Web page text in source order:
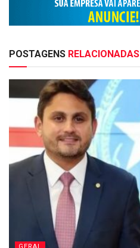
POSTAGENS RELACIONADAS